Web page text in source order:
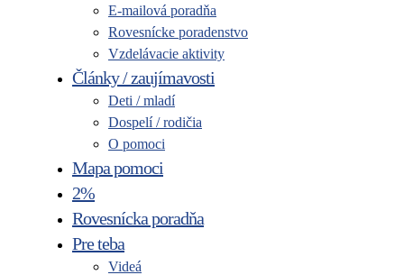
E-mailová poradňa
Rovesnícke poradenstvo
Vzdelávacie aktivity
Články / zaujímavosti
Deti / mladí
Dospelí / rodičia
O pomoci
Mapa pomoci
2%
Rovesnícka poradňa
Pre teba
Videá